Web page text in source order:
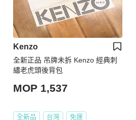
Kenzo
全新正品 吊牌未拆 Kenzo 經典刺
繡老虎頭後背包
MOP 1,537
全新品 台灣 免運